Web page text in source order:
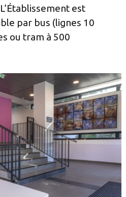
est
par bus (lignes 10
ou tram à 500